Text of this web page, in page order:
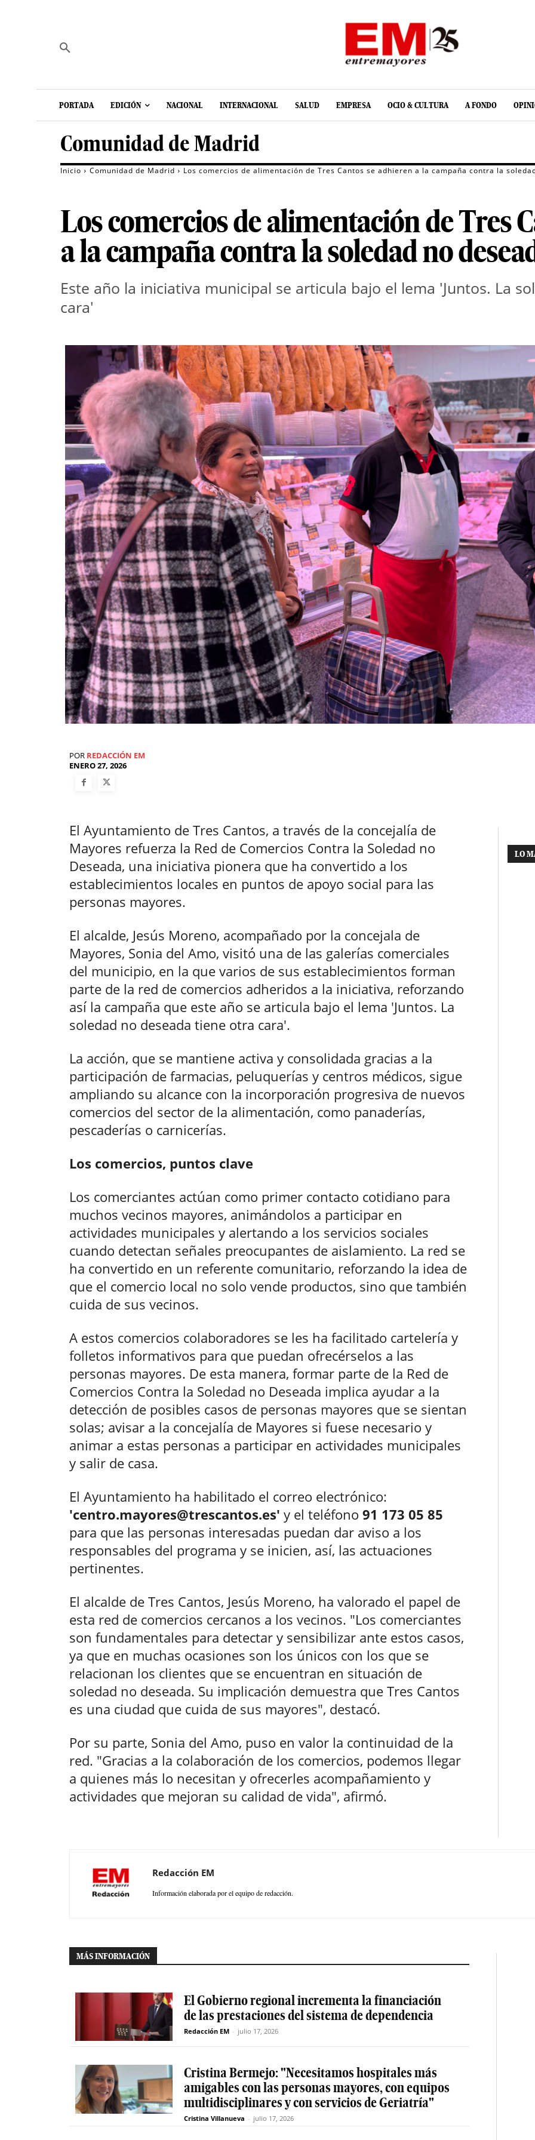
PORTADA EDICIÓN NACIONAL INTERNACIONAL SALUD EMPRESA OCIO & CULTURA A FONDO
Comunidad de Madrid
Inicio Comunidad de Madrid Los comercios de alimentación de Tres Cantos se adhieren a la campaña contra la
Los comercios de alimentación de Tres
a la campaña contra la soledad no
Este año la iniciativa municipal se articula bajo el lema 'Juntos. La
cara'
POR REDACCIÓN EM
ENERO 27, 2026
El Ayuntamiento de Tres Cantos, a través de la concejalía de
Mayores refuerza la Red de Comercios Contra la Soledad no
Deseada, una iniciativa pionera que ha convertido a los
establecimientos locales en puntos de apoyo social para las
personas mayores.
El alcalde, Jesús Moreno, acompañado por la concejala de
Mayores, Sonia del Amo, visitó una de las galerías comerciales
del municipio, en la que varios de sus establecimientos forman
parte de la red de comercios adheridos a la iniciativa, reforzando
así la campaña que este año se articula bajo el lema 'Juntos. La
soledad no deseada tiene otra cara'.
La acción, que se mantiene activa y consolidada gracias a la
participación de farmacias, peluquerías y centros médicos, sigue
ampliando su alcance con la incorporación progresiva de nuevos
comercios del sector de la alimentación, como panaderías,
pescaderías o carnicerías.
Los comercios, puntos clave
Los comerciantes actúan como primer contacto cotidiano para
muchos vecinos mayores, animándolos a participar en
actividades municipales y alertando a los servicios sociales
cuando detectan señales preocupantes de aislamiento. La red se
ha convertido en un referente comunitario, reforzando la idea de
que el comercio local no solo vende productos, sino que también
cuida de sus vecinos.
A estos comercios colaboradores se les ha facilitado cartelería y
folletos informativos para que puedan ofrecérselos a las
personas mayores. De esta manera, formar parte de la Red de
Comercios Contra la Soledad no Deseada implica ayudar a la
detección de posibles casos de personas mayores que se sientan
solas; avisar a la concejalía de Mayores si fuese necesario y
animar a estas personas a participar en actividades municipales
y salir de casa.
El Ayuntamiento ha habilitado el correo electrónico:
'centro.mayores@trescantos.es' y el teléfono 91 173 05 85
para que las personas interesadas puedan dar aviso a los
responsables del programa y se inicien, así, las actuaciones
pertinentes.
El alcalde de Tres Cantos, Jesús Moreno, ha valorado el papel de
esta red de comercios cercanos a los vecinos. "Los comerciantes
son fundamentales para detectar y sensibilizar ante estos casos,
ya que en muchas ocasiones son los únicos con los que se
relacionan los clientes que se encuentran en situación de
soledad no deseada. Su implicación demuestra que Tres Cantos
es una ciudad que cuida de sus mayores", destacó.
Por su parte, Sonia del Amo, puso en valor la continuidad de la
red. "Gracias a la colaboración de los comercios, podemos llegar
a quienes más lo necesitan y ofrecerles acompañamiento y
actividades que mejoran su calidad de vida", afirmó.
LO
Redacción EM
Información elaborada por el equipo de redacción.
MÁS INFORMACIÓN
El Gobierno regional incrementa la financiación
de las prestaciones del sistema de dependencia
Redacción EM - julio 17, 2026
Cristina Bermejo: "Necesitamos hospitales más
amigables con las personas mayores, con equipos
multidisciplinares y con servicios de Geriatría"
Cristina Villanueva - julio 17, 2026